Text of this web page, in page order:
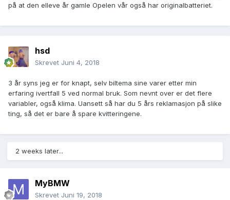
på at den elleve år gamle Opelen vår også har originalbatteriet.
hsd
Skrevet Juni 4, 2018
3 år syns jeg er for knapt, selv biltema sine varer etter min
erfaring ivertfall 5 ved normal bruk. Som nevnt over er det flere
variabler, også klima. Uansett så har du 5 års reklamasjon på slike
ting, så det er bare å spare kvitteringene.
2 weeks later...
MyBMW
Skrevet Juni 19, 2018